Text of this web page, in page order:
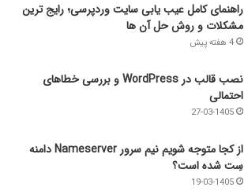
راهنمای کامل عیب‌ یابی سایت وردپرسی؛ رایج‌ ترین
مشکلات و روش حل آن‌ ها
4 هفته پیش
نصب قالب در WordPress و بررسی خطاهای
احتمالی
27-03-1405
از کجا متوجه شویم نیم ‌سرور Nameserver دامنه
سِت شده است؟
19-03-1405